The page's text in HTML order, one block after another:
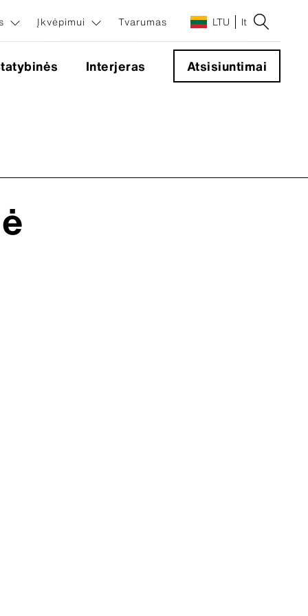
Įkvėpimui Tvarumas LTU lt
Interjeras Atsisiuntimai